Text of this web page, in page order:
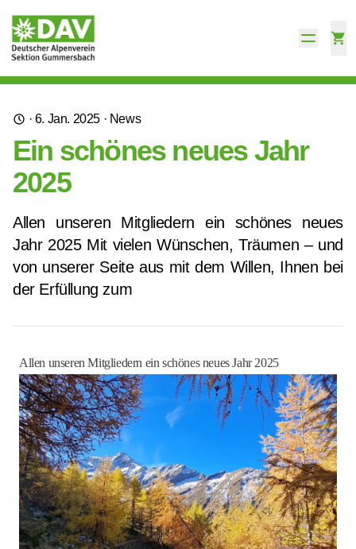
· 6. Jan. 2025 · News
Ein schönes neues Jahr
2025
Allen unseren Mitgliedern ein schönes neues
Jahr 2025 Mit vielen Wünschen, Träumen – und
von unserer Seite aus mit dem Willen, Ihnen bei
der Erfüllung zum
Allen unseren Mitgliedern ein schönes neues Jahr 2025